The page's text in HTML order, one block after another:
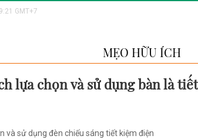
GMT+7
MẸO HỮU ÍCH
lựa chọn và sử dụng bàn là
và sử dụng đèn chiếu sáng tiết kiệm điện